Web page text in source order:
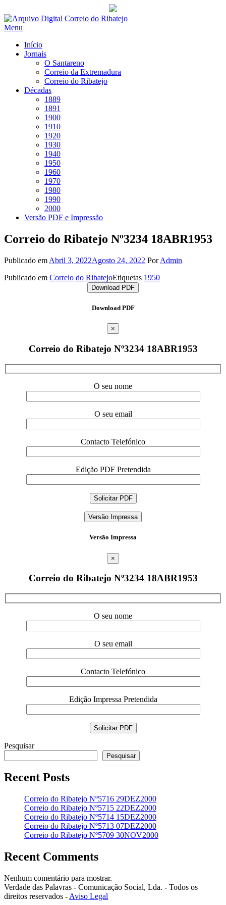
Saltar
para
Menu
Início
Jornais
O Santareno
Correio da Extremadura
Correio do Ribatejo
Décadas
1889
1891
1900
1910
1920
1930
1940
1950
1960
1970
1980
1990
2000
Versão PDF e Impressão
Correio do Ribatejo Nº3234 18ABR1953
Publicado em Abril 3, 2022Agosto 24, 2022 PorAdmin
Publicado em Correio do RibatejoEtiquetas 1950
Download PDF
Download PDF
×
Correio do Ribatejo Nº3234 18ABR1953
O seu nome
O seu email
Contacto Telefónico
Edição PDF Pretendida
Versão Impressa
Versão Impressa
×
Correio do Ribatejo Nº3234 18ABR1953
O seu nome
O seu email
Contacto Telefónico
Edição Impressa Pretendida
Pesquisar
Pesquisar
Recent Posts
Correio do Ribatejo Nº5716 29DEZ2000
Correio do Ribatejo Nº5715 22DEZ2000
Correio do Ribatejo Nº5714 15DEZ2000
Correio do Ribatejo Nº5713 07DEZ2000
Correio do Ribatejo Nº5709 30NOV2000
Recent Comments
Nenhum comentário para mostrar.
Verdade das Palavras - Comunicação Social, Lda. - Todos os
direitos reservados - Aviso Legal